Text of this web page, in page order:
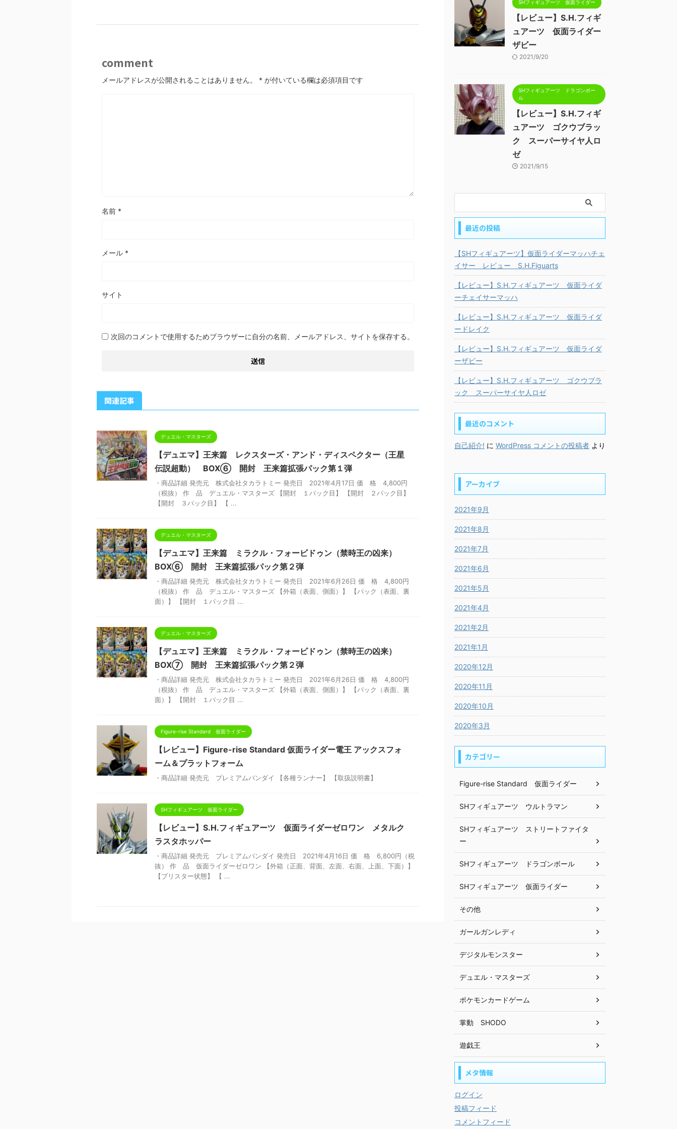
comment
メールアドレスが公開されることはありません。 * が付いている欄は必須項目です
名前 *
メール *
サイト
次回のコメントで使用するためブラウザーに自分の名前、メールアドレス、サイトを保存する。
関連記事
デュエル・マスターズ
【デュエマ】王来篇 レクスターズ・アンド・ディスペクター（王星
伝説超動） BOX⑥ 開封 王来篇拡張パック第１弾
・商品詳細 発売元 株式会社タカラトミー 発売日 2021年4月17日 価 格 4,800円
（税抜） 作 品 デュエル・マスターズ 【開封 １パック目】 【開封 ２パック目】
【開封 ３パック目】 【 ...
デュエル・マスターズ
【デュエマ】王来篇 ミラクル・フォービドゥン（禁時王の凶来）
BOX⑥ 開封 王来篇拡張パック第２弾
・商品詳細 発売元 株式会社タカラトミー 発売日 2021年6月26日 価 格 4,800円
（税抜） 作 品 デュエル・マスターズ 【外箱（表面、側面）】 【パック（表面、裏
面）】 【開封 １パック目 ...
デュエル・マスターズ
【デュエマ】王来篇 ミラクル・フォービドゥン（禁時王の凶来）
BOX⑦ 開封 王来篇拡張パック第２弾
・商品詳細 発売元 株式会社タカラトミー 発売日 2021年6月26日 価 格 4,800円
（税抜） 作 品 デュエル・マスターズ 【外箱（表面、側面）】 【パック（表面、裏
面）】 【開封 １パック目 ...
Figure-rise Standard 仮面ライダー
【レビュー】Figure-rise Standard 仮面ライダー電王 アックスフォ
ーム＆プラットフォーム
・商品詳細 発売元 プレミアムバンダイ 【各種ランナー】 【取扱説明書】
SHフィギュアーツ 仮面ライダー
【レビュー】S.H.フィギュアーツ 仮面ライダーゼロワン メタルク
ラスタホッパー
・商品詳細 発売元 プレミアムバンダイ 発売日 2021年4月16日 価 格 6,800円（税
抜） 作 品 仮面ライダーゼロワン 【外箱（正面、背面、左面、右面、上面、下面）】
【ブリスター状態】 【 ...
SHフィギュアーツ 仮面ライダー
【レビュー】S.H.フィギ
ュアーツ 仮面ライダー
ザビー
2021/9/20
SHフィギュアーツ ドラゴンボー
ル
【レビュー】S.H.フィギ
ュアーツ ゴクウブラッ
ク スーパーサイヤ人ロ
ゼ
2021/9/15
最近の投稿
【SHフィギュアーツ】仮面ライダーマッハチェ
イサー レビュー S.H.Figuarts
【レビュー】S.H.フィギュアーツ 仮面ライダ
ーチェイサーマッハ
【レビュー】S.H.フィギュアーツ 仮面ライダ
ードレイク
【レビュー】S.H.フィギュアーツ 仮面ライダ
ーザビー
【レビュー】S.H.フィギュアーツ ゴクウブラ
ック スーパーサイヤ人ロゼ
最近のコメント
自己紹介! に WordPress コメントの投稿者 より
アーカイブ
2021年9月
2021年8月
2021年7月
2021年6月
2021年5月
2021年4月
2021年2月
2021年1月
2020年12月
2020年11月
2020年10月
2020年3月
カテゴリー
Figure-rise Standard 仮面ライダー
SHフィギュアーツ ウルトラマン
SHフィギュアーツ ストリートファイタ
ー
SHフィギュアーツ ドラゴンボール
SHフィギュアーツ 仮面ライダー
その他
ガールガンレディ
デジタルモンスター
デュエル・マスターズ
ポケモンカードゲーム
掌動 SHODO
遊戯王
メタ情報
ログイン
投稿フィード
コメントフィード